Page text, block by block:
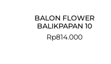
BALON FLOWER
BALIKPAPAN 10
Rp814.000